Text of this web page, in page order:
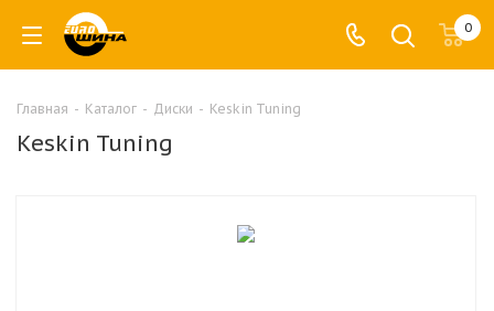
0
Главная - Каталог - Диски - Keskin Tuning
Keskin Tuning